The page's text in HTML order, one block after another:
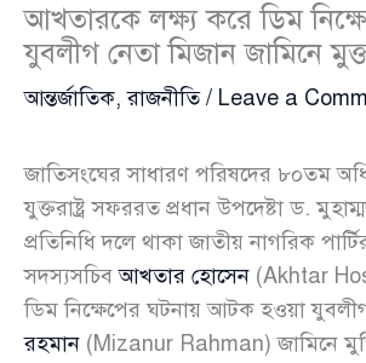
আখতারকে লক্ষ্য করে ডিম
যুবলীগ নেতা মিজান জামিনে
আন্তর্জাতিক,রাজনীতি/ Leave a
জাতিসংঘের সাধারণ পরিষদের ৮০তম
যুক্তরাষ্ট্র সফররত প্রধান উপদেষ্টা ড.
প্রতিনিধি দলে থাকা জাতীয় নাগরিক
সদস্যসচিবআখতার হোসেন (Akhtar
ডিম নিক্ষেপের ঘটনায় আটক হওয়া
রহমান (Mizanur Rahman) জামিনে